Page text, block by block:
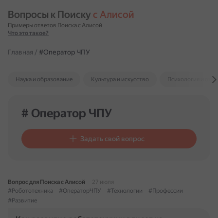
Вопросы к Поиску с Алисой
Примеры ответов Поиска с Алисой
Что это такое?
Главная / #Оператор ЧПУ
Наука и образование Культура и искусство Психология и
# Оператор ЧПУ
Задать свой вопрос
Вопрос для Поиска с Алисой
27 июля
#Робототехника
#ОператорЧПУ #Технологии
#Профессии
#Развитие